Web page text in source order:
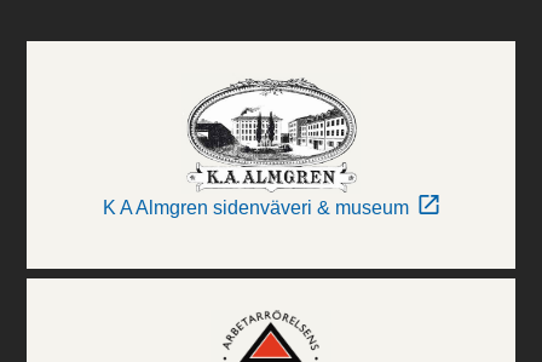
K A Almgren sidenväveri & museum